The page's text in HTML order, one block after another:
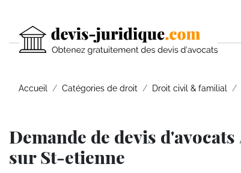
Accueil Catégories de droit Droit civil & familial
Demande de devis
sur St-etienne